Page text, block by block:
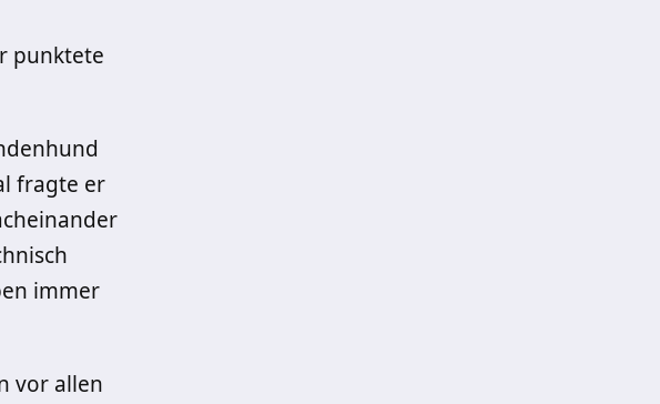
punktete
fragte er
immer
vor allen